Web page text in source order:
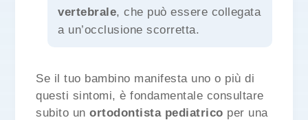
vertebrale, che può essere collegata
a un’occlusione scorretta.
Se il tuo bambino manifesta uno o più di
questi sintomi, è fondamentale consultare
subito unortodontista pediatrico per una